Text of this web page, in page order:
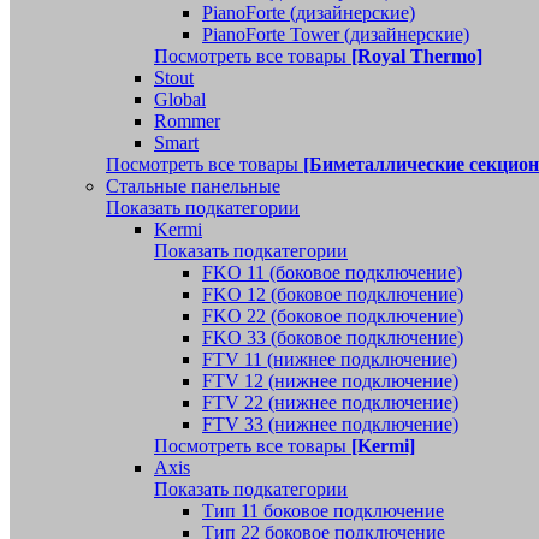
PianoForte (дизайнерские)
PianoForte Tower (дизайнерские)
Посмотреть все товары [Royal Thermo]
Stout
Global
Rommer
Smart
Посмотреть все товары [Биметаллические
Стальные панельные
Показать подкатегории
Kermi
Показать подкатегории
FKO 11 (боковое подключение)
FKO 12 (боковое подключение)
FKO 22 (боковое подключение)
FKO 33 (боковое подключение)
FTV 11 (нижнее подключение)
FTV 12 (нижнее подключение)
FTV 22 (нижнее подключение)
FTV 33 (нижнее подключение)
Посмотреть все товары [Kermi]
Axis
Показать подкатегории
Тип 11 боковое подключение
Тип 22 боковое подключение